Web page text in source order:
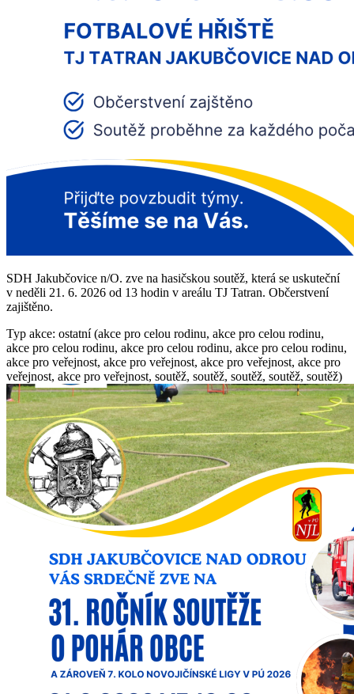
SDH Jakubčovice n/O. zve na hasičskou soutěž, která se uskuteční
v neděli 21. 6. 2026 od 13 hodin v areálu TJ Tatran. Občerstvení
zajištěno.
Typ akce: ostatní (akce pro celou rodinu, akce pro celou rodinu,
akce pro celou rodinu, akce pro celou rodinu, akce pro celou rodinu,
akce pro veřejnost, akce pro veřejnost, akce pro veřejnost, akce pro
veřejnost, akce pro veřejnost, soutěž, soutěž, soutěž, soutěž, soutěž)